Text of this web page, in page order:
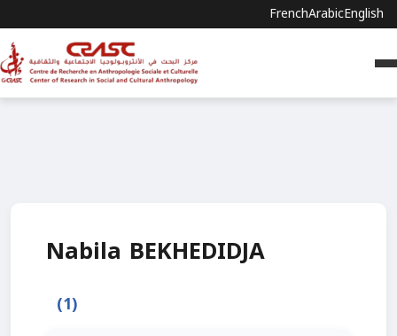
FrenchArabicEnglish
Nabila BEKHEDIDJA
(1)